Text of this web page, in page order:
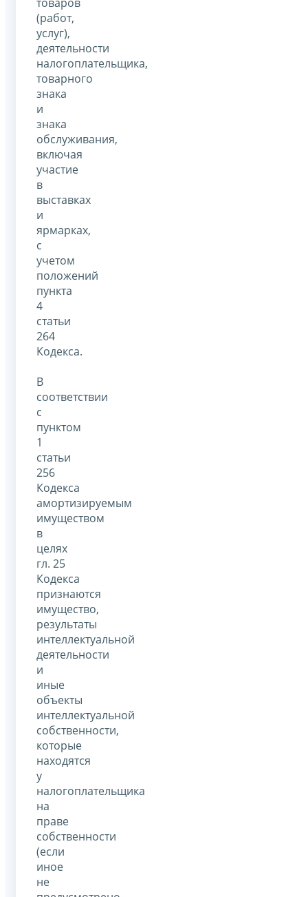
(работ,
услуг),
деятельности
налогоплательщика,
товарного
знака
и
знака
обслуживания,
включая
участие
в
выставках
и
ярмарках,
с
учетом
положений
пункта
4
статьи
264
Кодекса.
В
соответствии
с
пунктом
1
статьи
256
Кодекса
амортизируемым
имуществом
в
целях
гл. 25
Кодекса
признаются
имущество,
результаты
интеллектуальной
деятельности
и
иные
объекты
интеллектуальной
собственности,
которые
находятся
у
налогоплательщика
на
праве
собственности
(если
иное
не